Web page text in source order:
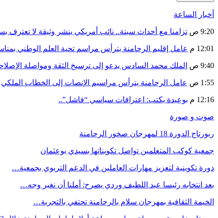
أخبار الساعة
9:20 ص تزامنا مع أحداث سبتة.. نائب أمريكي ينشر وثيقة لا تعترف
12:01 م عامل إقليم الرحامنة يترأس مراسم تحية العلم الوطني
9:40 ص الملك محمد السادس يدعو إلى ترسيخ الثقة ومواصلة
1:55 ص عامل الرحامنة يترأس مراسيم الإنصات إلى الخطاب الملكي
12:16 م بوعيدة يكتب: اعترافات سياسي “فاشل”..
صوت و صورة
ربورتاج الدورة 18 لمهرجان صخور الرحامنة
جمعية كوكب المتعلمين تواصل تكويناتها بسيدي بوعثمان
دورة تكوينية لتعزيز مهارات العاملين في الدعم التربوي بجمعية…
بعد انتخابه رئيسا عبد اللطيف وردي يصرح: أملنا أن نغير وجه…
الخيمة الثقافية بمهرجان سلام بالرحامنة تحتفي بالتجربة…